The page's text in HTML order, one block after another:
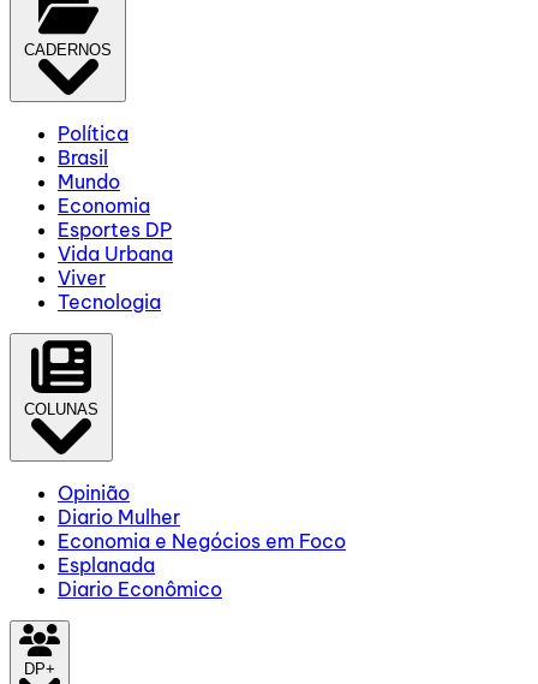
CADERNOS
Política
Brasil
Mundo
Economia
Esportes DP
Vida Urbana
Viver
Tecnologia
COLUNAS
Opinião
Diario Mulher
Economia e Negócios em Foco
Esplanada
Diario Econômico
DP+